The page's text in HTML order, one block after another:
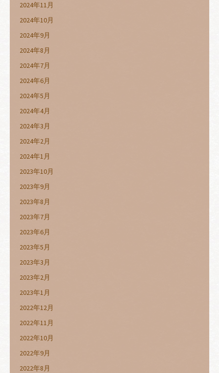
2024年11月
2024年10月
2024年9月
2024年8月
2024年7月
2024年6月
2024年5月
2024年4月
2024年3月
2024年2月
2024年1月
2023年10月
2023年9月
2023年8月
2023年7月
2023年6月
2023年5月
2023年3月
2023年2月
2023年1月
2022年12月
2022年11月
2022年10月
2022年9月
2022年8月